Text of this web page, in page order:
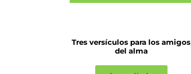
Tres versículos para los amigos
del alma